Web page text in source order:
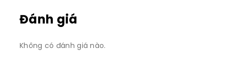
Đánh giá
Không có đánh giá nào.